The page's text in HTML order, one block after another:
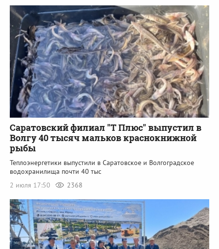
Саратовский филиал "Т Плюс" выпустил в
Волгу 40 тысяч мальков краснокнижной
рыбы
Теплоэнергетики выпустили в Саратовское и Волгоградское
водохранилища почти 40 тыс
2 июля 17:50
2368